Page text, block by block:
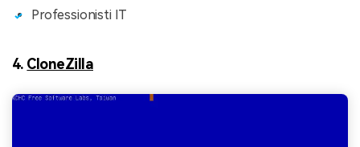
Professionisti IT
4. CloneZilla